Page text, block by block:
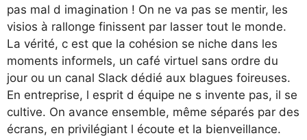
pas mal d imagination ! On ne va pas se mentir, les
visios à rallonge finissent par lasser tout le monde.
La vérité, c est que la cohésion se niche dans les
moments informels, un café virtuel sans ordre du
jour ou un canal Slack dédié aux blagues foireuses.
En entreprise, l esprit d équipe ne s invente pas, il se
cultive. On avance ensemble, même séparés par des
écrans, en privilégiant l écoute et la bienveillance.